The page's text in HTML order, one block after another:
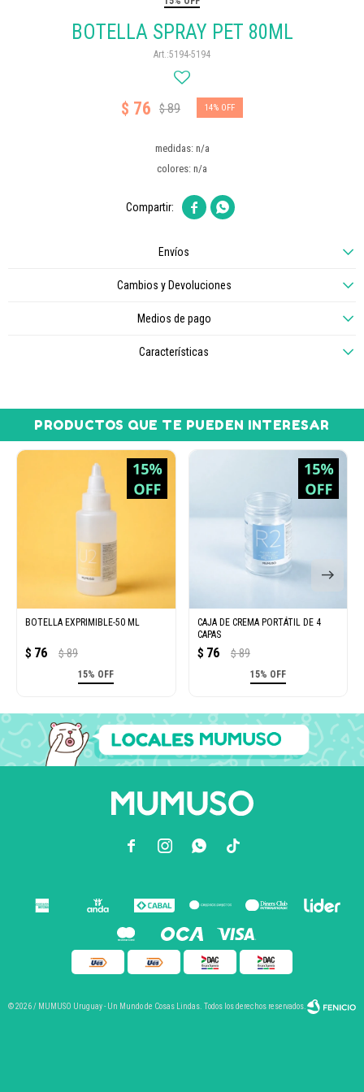
BOTELLA SPRAY PET 80ML
5194-5194
$ 76 $89 14
medidas: n/a
colores: n/a
 
Envíos
Cambios y Devoluciones
Medios de pago
Características
PRODUCTOS QUE TE PUEDEN INTERESAR
BOTELLA EXPRIMIBLE-50 ML
$ 76 $ 89
15% OFF
CAJA DE CREMA PORTÁTIL DE 4
CAPAS
$ 76 $ 89
15% OFF
  
© 2026 / MUMUSO Uruguay - Un Mundo de Cosas Lindas. Todos los derechos reservados.